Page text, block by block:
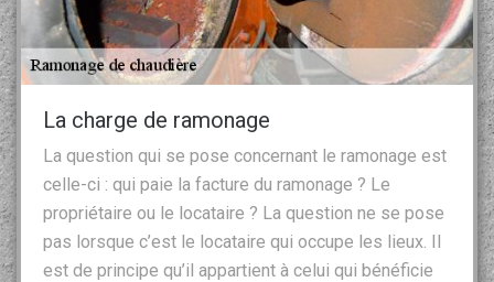
La charge de ramonage
La question qui se pose concernant le ramonage est
celle-ci : qui paie la facture du ramonage ? Le
propriétaire ou le locataire ? La question ne se pose
pas lorsque c’est le locataire qui occupe les lieux. Il
est de principe qu’il appartient à celui qui bénéficie